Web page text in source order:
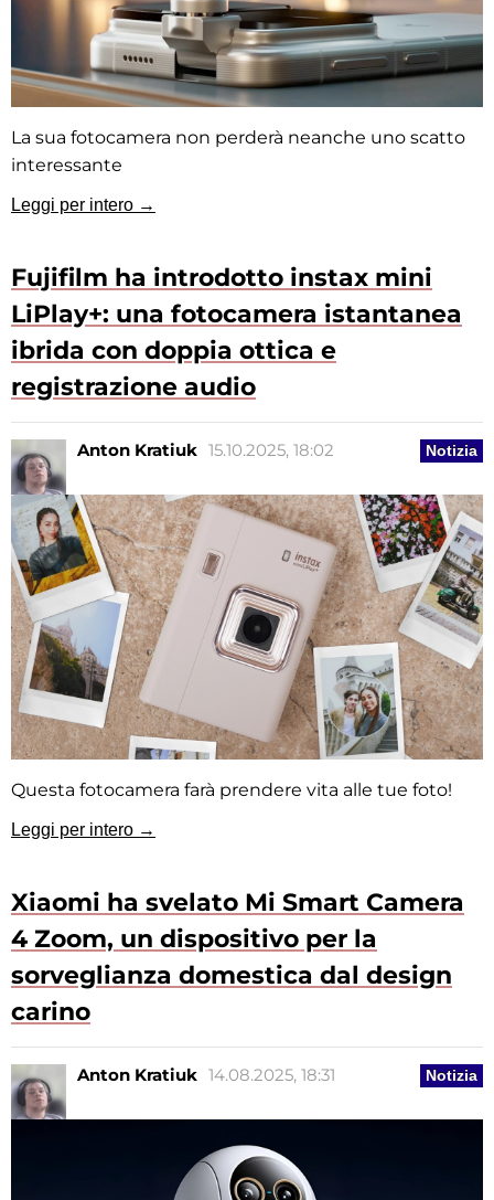
La sua fotocamera non perderà neanche uno scatto
interessante
Leggi per intero →
Fujifilm ha introdotto instax mini
LiPlay+: una fotocamera istantanea
ibrida con doppia ottica e
registrazione audio
Notizia
Anton Kratiuk 15.10.2025, 18:02
Questa fotocamera farà prendere vita alle tue foto!
Leggi per intero →
Xiaomi ha svelato Mi Smart Camera
4 Zoom, un dispositivo per la
sorveglianza domestica dal design
carino
Notizia
Anton Kratiuk 14.08.2025, 18:31